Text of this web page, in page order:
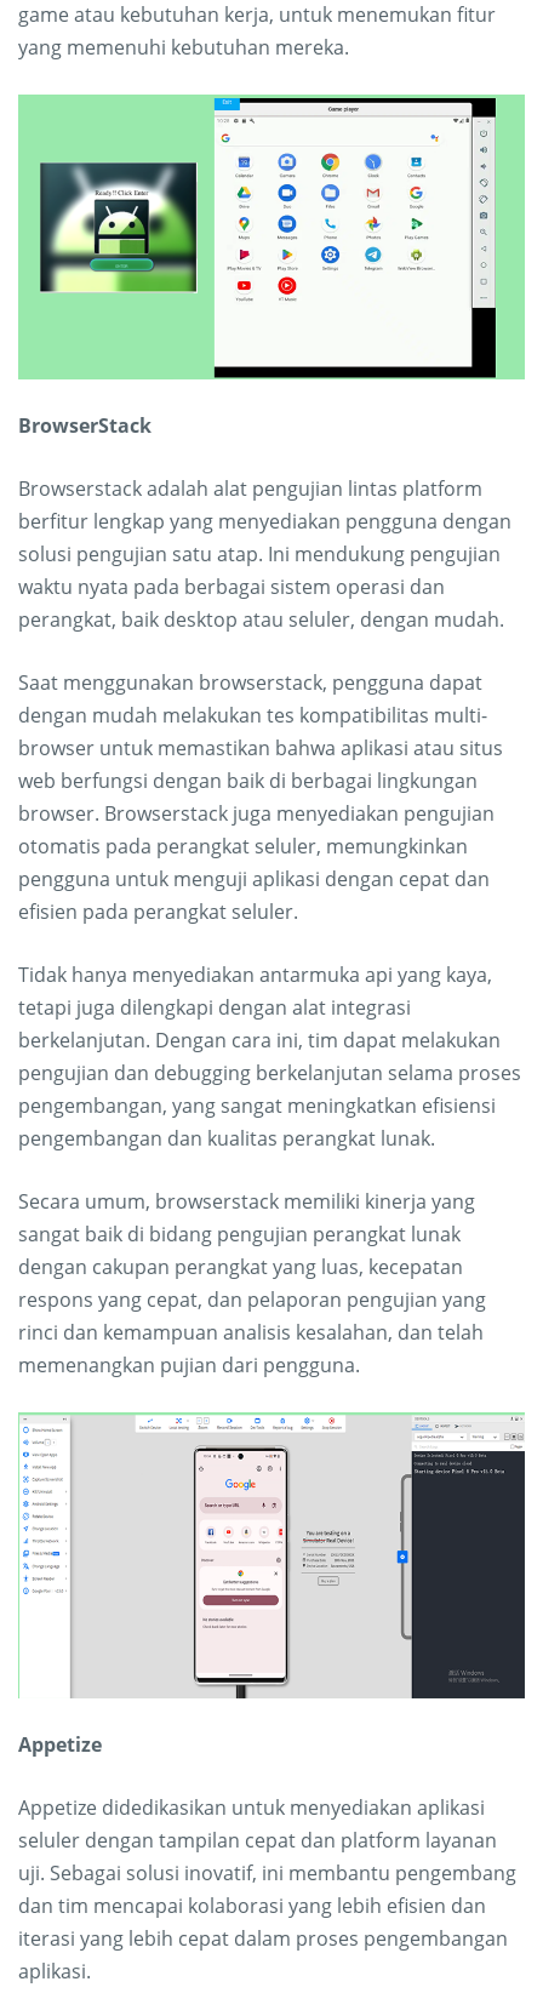
game atau kebutuhan kerja, untuk menemukan fitur
yang memenuhi kebutuhan mereka.
BrowserStack
Browserstack adalah alat pengujian lintas platform
berfitur lengkap yang menyediakan pengguna dengan
solusi pengujian satu atap. Ini mendukung pengujian
waktu nyata pada berbagai sistem operasi dan
perangkat, baik desktop atau seluler, dengan mudah.
Saat menggunakan browserstack, pengguna dapat
dengan mudah melakukan tes kompatibilitas multi-
browser untuk memastikan bahwa aplikasi atau situs
web berfungsi dengan baik di berbagai lingkungan
browser. Browserstack juga menyediakan pengujian
otomatis pada perangkat seluler, memungkinkan
pengguna untuk menguji aplikasi dengan cepat dan
efisien pada perangkat seluler.
Tidak hanya menyediakan antarmuka api yang kaya,
tetapi juga dilengkapi dengan alat integrasi
berkelanjutan. Dengan cara ini, tim dapat melakukan
pengujian dan debugging berkelanjutan selama proses
pengembangan, yang sangat meningkatkan efisiensi
pengembangan dan kualitas perangkat lunak.
Secara umum, browserstack memiliki kinerja yang
sangat baik di bidang pengujian perangkat lunak
dengan cakupan perangkat yang luas, kecepatan
respons yang cepat, dan pelaporan pengujian yang
rinci dan kemampuan analisis kesalahan, dan telah
memenangkan pujian dari pengguna.
Appetize
Appetize didedikasikan untuk menyediakan aplikasi
seluler dengan tampilan cepat dan platform layanan
uji. Sebagai solusi inovatif, ini membantu pengembang
dan tim mencapai kolaborasi yang lebih efisien dan
iterasi yang lebih cepat dalam proses pengembangan
aplikasi.